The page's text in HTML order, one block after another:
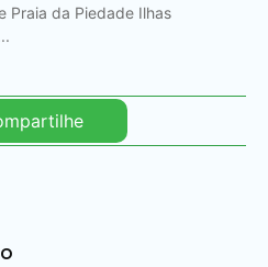
Praia da Piedade Ilhas